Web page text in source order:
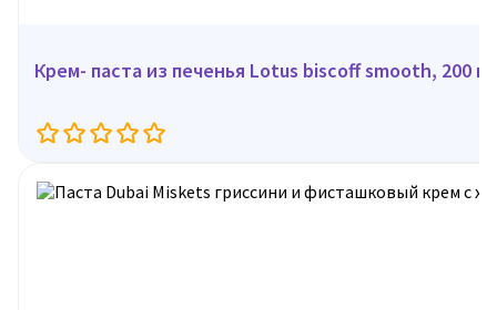
Крем- паста из печенья Lotus biscoff smooth, 200 г